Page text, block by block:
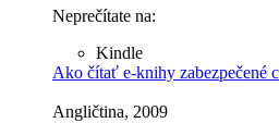
Neprečítate na:
Kindle
Ako čítať e-knihy zabezpečené
Angličtina, 2009